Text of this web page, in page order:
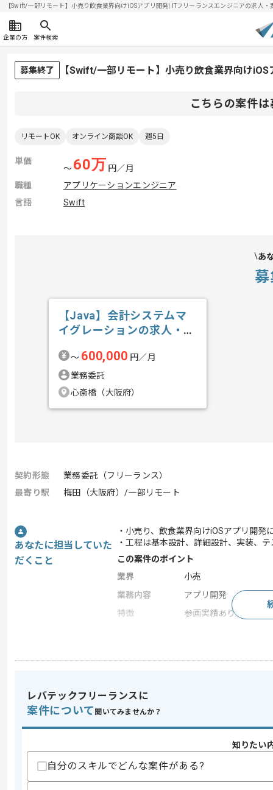
【Swift/一部リモート】小売り飲食業界向けiOSアプリ開発| ITフリーランスエンジニアの求人
企業の方 案件検索
募集終了 【Swift/一部リモート】小売り飲食業界向け
こちらの案件
リモートOK オンライン商談OK 週5日
単価
〜60万 円／月
職種
アプリケーションエンジニア
言語
Swift
あ
【Java】会計システムマ
イグレーションの求人・案
〜 600,000 円／月
業務委託
心斎橋（大阪府）
契約形態
業務委託（フリーランス）
最寄り駅
梅田（大阪府）/一部リモート
あなたに担当していた
だくこと
・小売り、飲食業界向けiOSアプリ開発
・工程は基本設計、詳細設計、実装、
この案件のポイント
業界
小売
業務内容
アプリ開発
特徴
参画実績あり , 長期プ
求めるスキル
・Swift Concurrencyに関する知識
・スタートアップや小規模チーム経験
スキルに不安がある方へ
レバテックフリーランスに
案件について 聞いてみませんか？
知りたい
自分のスキルでどんな案件がある?